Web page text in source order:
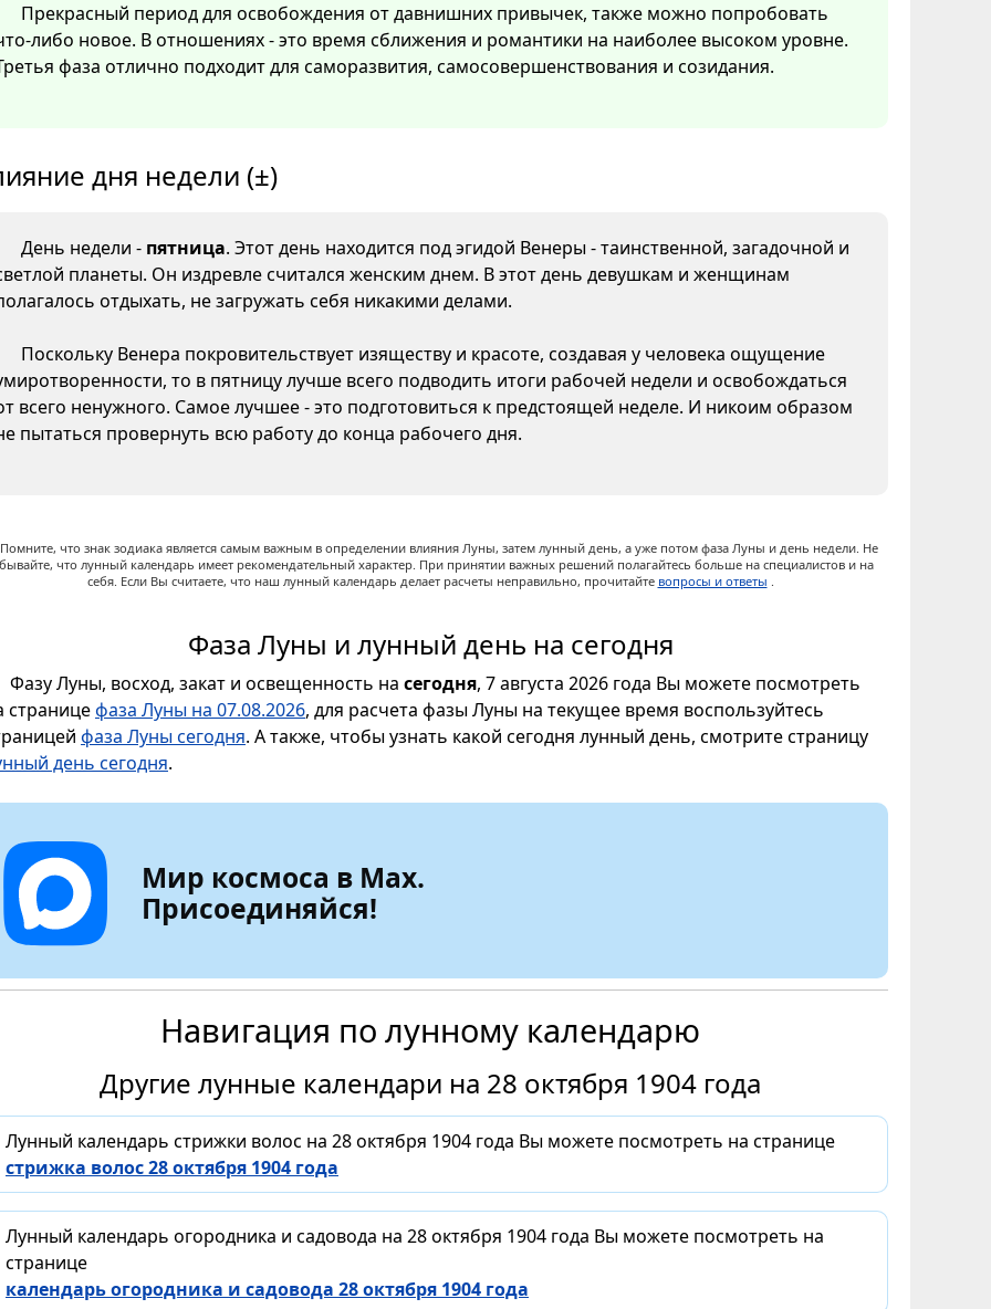
Прекрасный период для освобождения от давнишних привычек, также можно попробовать
либо новое. В отношениях - это время сближения и романтики на наиболее высоком уровне.
фаза отлично подходит для саморазвития, самосовершенствования и созидания.
дня недели (±)
День недели - пятница. Этот день находится под эгидой Венеры - таинственной, загадочной и
планеты. Он издревле считался женским днем. В этот день девушкам и женщинам
отдыхать, не загружать себя никакими делами.
Поскольку Венера покровительствует изяществу и красоте, создавая у человека ощущение
то в пятницу лучше всего подводить итоги рабочей недели и освобождаться
всего ненужного. Самое лучшее - это подготовиться к предстоящей неделе. И никоим образом
пытаться провернуть всю работу до конца рабочего дня.
Помните, что знак зодиака является самым важным в определении влияния Луны, затем лунный день, а уже потом фаза Луны и день недели. Не
что лунный календарь имеет рекомендательный характер. При принятии важных решений полагайтесь больше на специалистов и на
себя. Если Вы считаете, что наш лунный календарь делает расчеты неправильно, прочитайте вопросы и ответы .
Фаза Луны и лунный день на сегодня
Фазу Луны, восход, закат и освещенность на сегодня, 7 августа 2026 года Вы можете посмотреть
страницефаза Луны на 07.08.2026, для расчета фазы Луны на текущее время воспользуйтесь
фаза Луны сегодня. А также, чтобы узнать какой сегодня лунный день, смотрите страницу
день сегодня.
Мир космоса в Max.
Присоединяйся!
Навигация по лунному календарю
Другие лунные календари на 28 октября 1904 года
Лунный календарь стрижки волос на 28 октября 1904 года Вы можете посмотреть на странице
стрижка волос 28 октября 1904 года
Лунный календарь огородника и садовода на 28 октября 1904 года Вы можете посмотреть на
странице
календарь огородника и садовода 28 октября 1904 года